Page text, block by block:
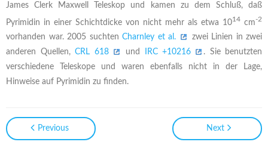
James Clerk Maxwell Teleskop und kamen zu dem Schluß, daß
Pyrimidin in einer Schichtdicke von nicht mehr als etwa 1014 cm-2
vorhanden war. 2005 suchten Charnley et al.
zwei Linien in zwei
anderen Quellen, CRL 618 und IRC +10216
. Sie benutzten
verschiedene Teleskope und waren ebenfalls nicht in der Lage,
Hinweise auf Pyrimidin zu finden.
Previous Next